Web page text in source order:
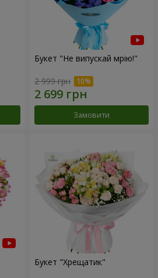
Букет "Не випускай мрію!"
2 999 грн
Замовити
Букет "Хрещатик"